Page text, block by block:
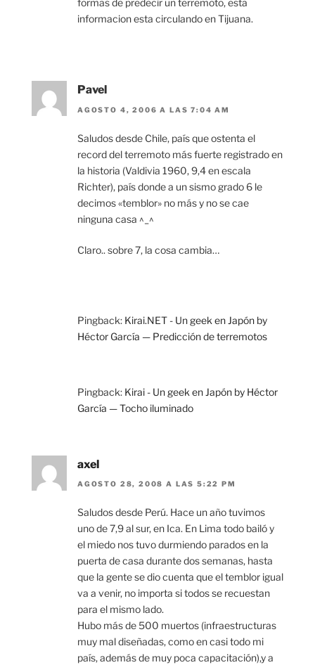
formas de predecir un terremoto, esta
informacion esta circulando en Tijuana.
Pavel
AGOSTO 4, 2006 A LAS 7:04 AM
Saludos desde Chile, país que ostenta el
record del terremoto más fuerte registrado en
la historia (Valdivia 1960, 9,4 en escala
Richter), país donde a un sismo grado 6 le
decimos «temblor» no más y no se cae
ninguna casa ^_^
Claro.. sobre 7, la cosa cambia…
Pingback: Kirai.NET - Un geek en Japón by
Héctor García — Predicción de terremotos
Pingback: Kirai - Un geek en Japón by Héctor
García — Tocho iluminado
axel
AGOSTO 28, 2008 A LAS 5:22 PM
Saludos desde Perú. Hace un año tuvimos
uno de 7,9 al sur, en Ica. En Lima todo bailó y
el miedo nos tuvo durmiendo parados en la
puerta de casa durante dos semanas, hasta
que la gente se dio cuenta que el temblor igual
va a venir, no importa si todos se recuestan
para el mismo lado.
Hubo más de 500 muertos (infraestructuras
muy mal diseñadas, como en casi todo mi
país, además de muy poca capacitación),y a